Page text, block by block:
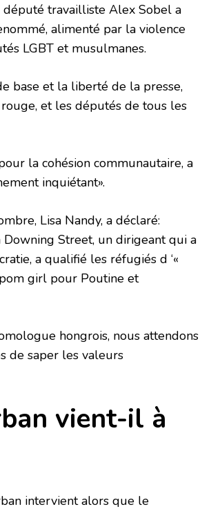
député travailliste Alex Sobel a
alimenté par la violence
LGBT et musulmanes.
base et la liberté de la presse,
et les députés de tous les
la cohésion communautaire, a
inquiétant».
Lisa Nandy, a déclaré:
Downing Street, un dirigeant qui a
a qualifié les réfugiés d ‘«
girl pour Poutine et
hongrois, nous attendons
de saper les valeurs
vient-il à
intervient alors que le